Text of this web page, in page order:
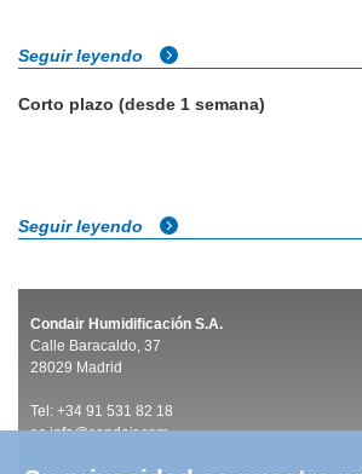
Seguir leyendo
Corto plazo (desde 1 semana)
Seguir leyendo
Condair Humidificación S.A.
Calle Baracaldo, 37
28029 Madrid
Tel: +34 91 531 82 18
es.info@condair.com